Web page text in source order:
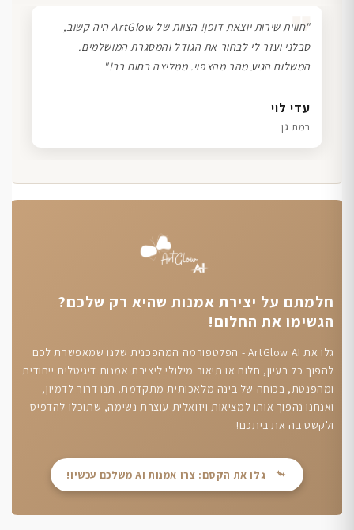
שרון כהן
תל אביב
❞
"חווית שירות יוצאת דופן! הצוות של ArtGlow היה קשוב,
סבלני ועזר לי לבחור את הגודל והמסגרת המושלמים.
המשלוח הגיע מהר מהצפוי. ממליצה בחום רב!"
עדי לוי
רמת גן
דנה גל
חיפה
ליאת ויוסי מ.
הוד השרון
חלמתם על יצירת אמנות שהיא רק שלכם?
הגשימו את החלום!
גלו את ArtGlow AI - הפלטפורמה המהפכנית שלנו שמאפשרת לכם
להפוך כל רעיון, חלום או תיאור מילולי ליצירת אמנות דיגיטלית ייחודית
ומהפנטת, בכוחה של בינה מלאכותית מתקדמת. תנו דרור לדמיון,
ואנחנו נהפוך אותו למציאות ויזואלית עוצרת נשימה, שתוכלו להדפיס
ולקשט בה את ביתכם!
גלו את הקסם: צרו אמנות AI משלכם עכשיו!